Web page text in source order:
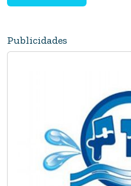
Publicidades